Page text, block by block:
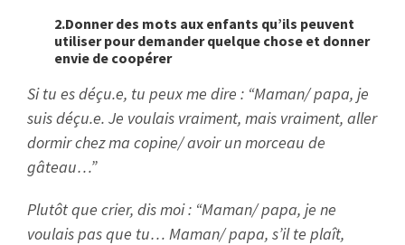
2.Donner des mots aux enfants qu’ils peuvent
utiliser pour demander quelque chose et donner
envie de coopérer
Si tu es déçu.e, tu peux me dire : “Maman/ papa, je
suis déçu.e. Je voulais vraiment, mais vraiment, aller
dormir chez ma copine/ avoir un morceau de
gâteau…”
Plutôt que crier, dis moi : “Maman/ papa, je ne
voulais pas que tu… Maman/ papa, s’il te plaît,